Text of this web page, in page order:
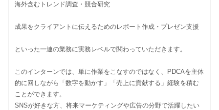
海外含むトレンド調査・競合研究
成果をクライアントに伝えるためのレポート作成・プレゼン支援
といった一連の業務に実務レベルで関わっていただきます。
このインターンでは、単に作業をこなすのではなく、PDCAを主体
的に回しながら「数字を動かす」「売上に貢献する」経験を積む
ことができます。
SNSが好きな方、将来マーケティングや広告の分野で活躍したい